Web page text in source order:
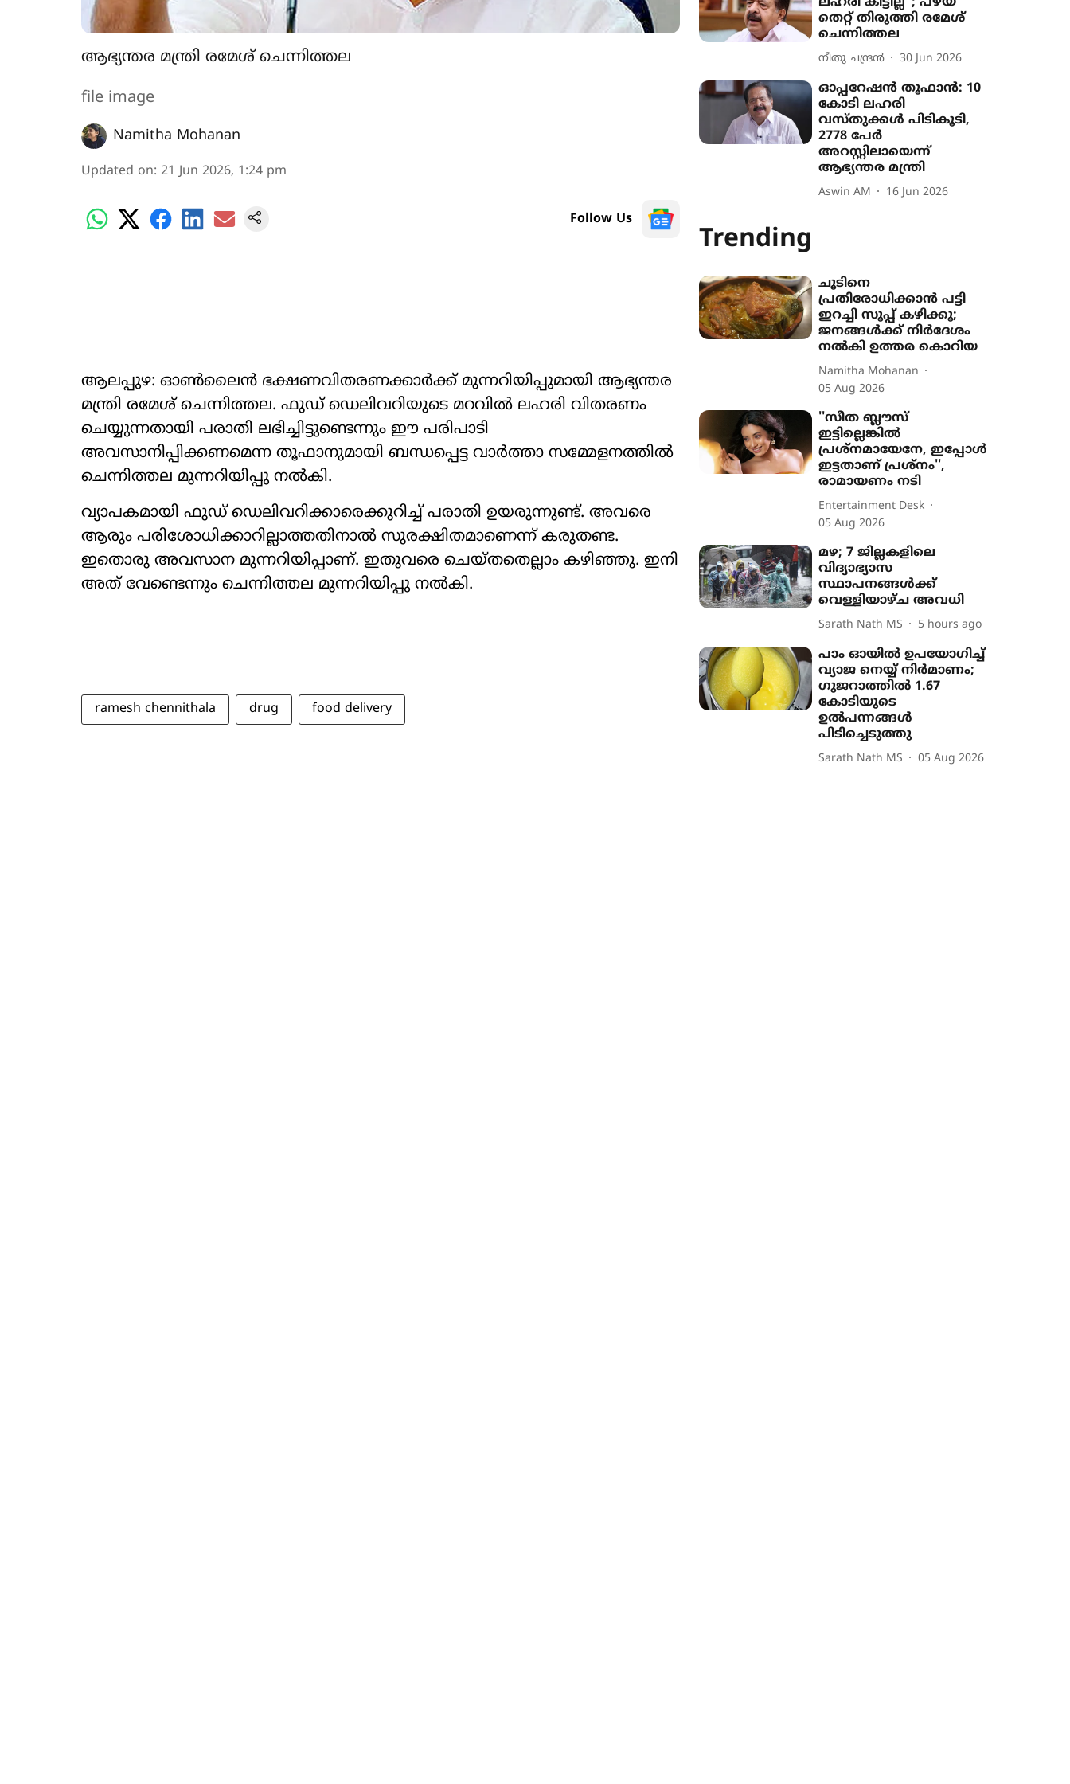
ആഭ്യന്തര മന്ത്രി രമേശ് ചെന്നിത്തല
file image
Namitha Mohanan
Updated on: 21 Jun 2026, 1:24 pm
Follow Us
ആലപ്പുഴ: ഓൺലൈൻ ഭക്ഷണവിതരണക്കാർക്ക് മുന്നറിയിപ്പുമായി ആഭ്യന്തര
മന്ത്രി രമേശ് ചെന്നിത്തല. ഫുഡ് ഡെലിവറിയുടെ മറവിൽ ലഹരി വിതരണം
ചെയ്യുന്നതായി പരാതി ലഭിച്ചിട്ടുണ്ടെന്നും ഈ പരിപാടി
അവസാനിപ്പിക്കണമെന്ന തൂഫാനുമായി ബന്ധപ്പെട്ട വാർത്താ സമ്മേളനത്തിൽ
ചെന്നിത്തല മുന്നറിയിപ്പു നൽകി.
വ്യാപകമായി ഫുഡ് ഡെലിവറിക്കാരെക്കുറിച്ച് പരാതി ഉയരുന്നുണ്ട്. അവരെ
ആരും പരിശോധിക്കാറില്ലാത്തതിനാൽ സുരക്ഷിതമാണെന്ന് കരുതണ്ട.
ഇതൊരു അവസാന മുന്നറിയിപ്പാണ്. ഇതുവരെ ചെയ്തതെല്ലാം കഴിഞ്ഞു. ഇനി
അത് വേണ്ടെന്നും ചെന്നിത്തല മുന്നറിയിപ്പു നൽകി.
ramesh chennithala drug food delivery
തെറ്റ് തിരുത്തി രമേശ്
ചെന്നിത്തല
നീതു ചന്ദ്രൻ 30 Jun 2026
ഓപ്പറേഷൻ തൂഫാൻ: 10
കോടി ലഹരി
വസ്തുക്കൾ പിടികൂടി,
2778 പേർ
അറസ്റ്റിലായെന്ന്
ആഭ‍്യന്തര മന്ത്രി
Aswin AM 16 Jun 2026
Trending
ചൂടിനെ
പ്രതിരോധിക്കാൻ പട്ടി
ഇറച്ചി സൂപ്പ് കഴിക്കൂ;
ജനങ്ങൾക്ക് നിർദേശം
നൽകി ഉത്തര കൊറിയ
Namitha Mohanan
05 Aug 2026
''സീത ബ്ലൗസ്
ഇട്ടില്ലെങ്കിൽ
പ്രശ്നമായേനേ, ഇപ്പോൾ
ഇട്ടതാണ് പ്രശ്നം'',
രാമായണം നടി
Entertainment Desk
05 Aug 2026
മഴ; 7 ജില്ലകളിലെ
വിദ്യാഭ്യാസ
സ്ഥാപനങ്ങൾക്ക്
വെള്ളിയാഴ്ച അവധി
Sarath Nath MS 5 hours ago
പാം ഓയിൽ ഉപയോഗിച്ച്
വ്യാജ നെയ്യ് നിർമാണം;
ഗുജറാത്തിൽ 1.67
കോടിയുടെ
ഉൽപന്നങ്ങൾ
പിടിച്ചെടുത്തു
Sarath Nath MS 05 Aug 2026